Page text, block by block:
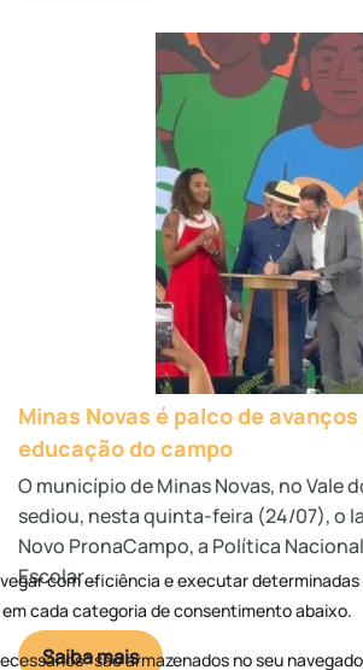
Minas Novas é palco de avanços
educação do campo
O município de Minas Novas, no Vale
sediou, nesta quinta-feira (24/07), o
Novo PronaCampo, a Política
Escolar...
Saiba mais